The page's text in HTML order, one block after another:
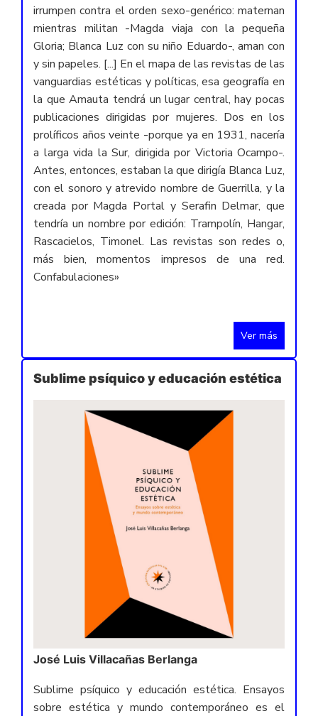
irrumpen contra el orden sexo-genérico: maternan
mientras militan -Magda viaja con la pequeña
Gloria; Blanca Luz con su niño Eduardo-, aman con
y sin papeles. [...] En el mapa de las revistas de las
vanguardias estéticas y políticas, esa geografía en
la que Amauta tendrá un lugar central, hay pocas
publicaciones dirigidas por mujeres. Dos en los
prolíficos años veinte -porque ya en 1931, nacería
a larga vida la Sur, dirigida por Victoria Ocampo-.
Antes, entonces, estaban la que dirigía Blanca Luz,
con el sonoro y atrevido nombre de Guerrilla, y la
creada por Magda Portal y Serafin Delmar, que
tendría un nombre por edición: Trampolín, Hangar,
Rascacielos, Timonel. Las revistas son redes o,
más bien, momentos impresos de una red.
Confabulaciones»
Ver más
Sublime psíquico y educación estética
José Luis Villacañas Berlanga
Sublime psíquico y educación estética. Ensayos
sobre estética y mundo contemporáneo es el